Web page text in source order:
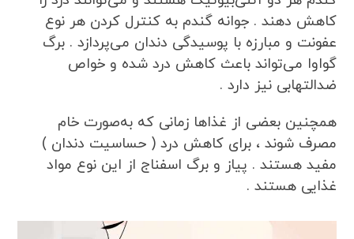
کاهش دهند . جوانه گندم به کنترل کردن هر نوع
عفونت و مبارزه با پوسیدگی دندان می‌پردازد . برگ
گواوا می‌تواند باعث کاهش درد شده و خواص
ضدالتهابی نیز دارد .
همچنین بعضی از غذاها زمانی که به‌صورت خام
مصرف شوند ، برای کاهش درد ( حساسیت دندان )
مفید هستند . پیاز و برگ اسفناج از این نوع مواد
غذایی هستند .